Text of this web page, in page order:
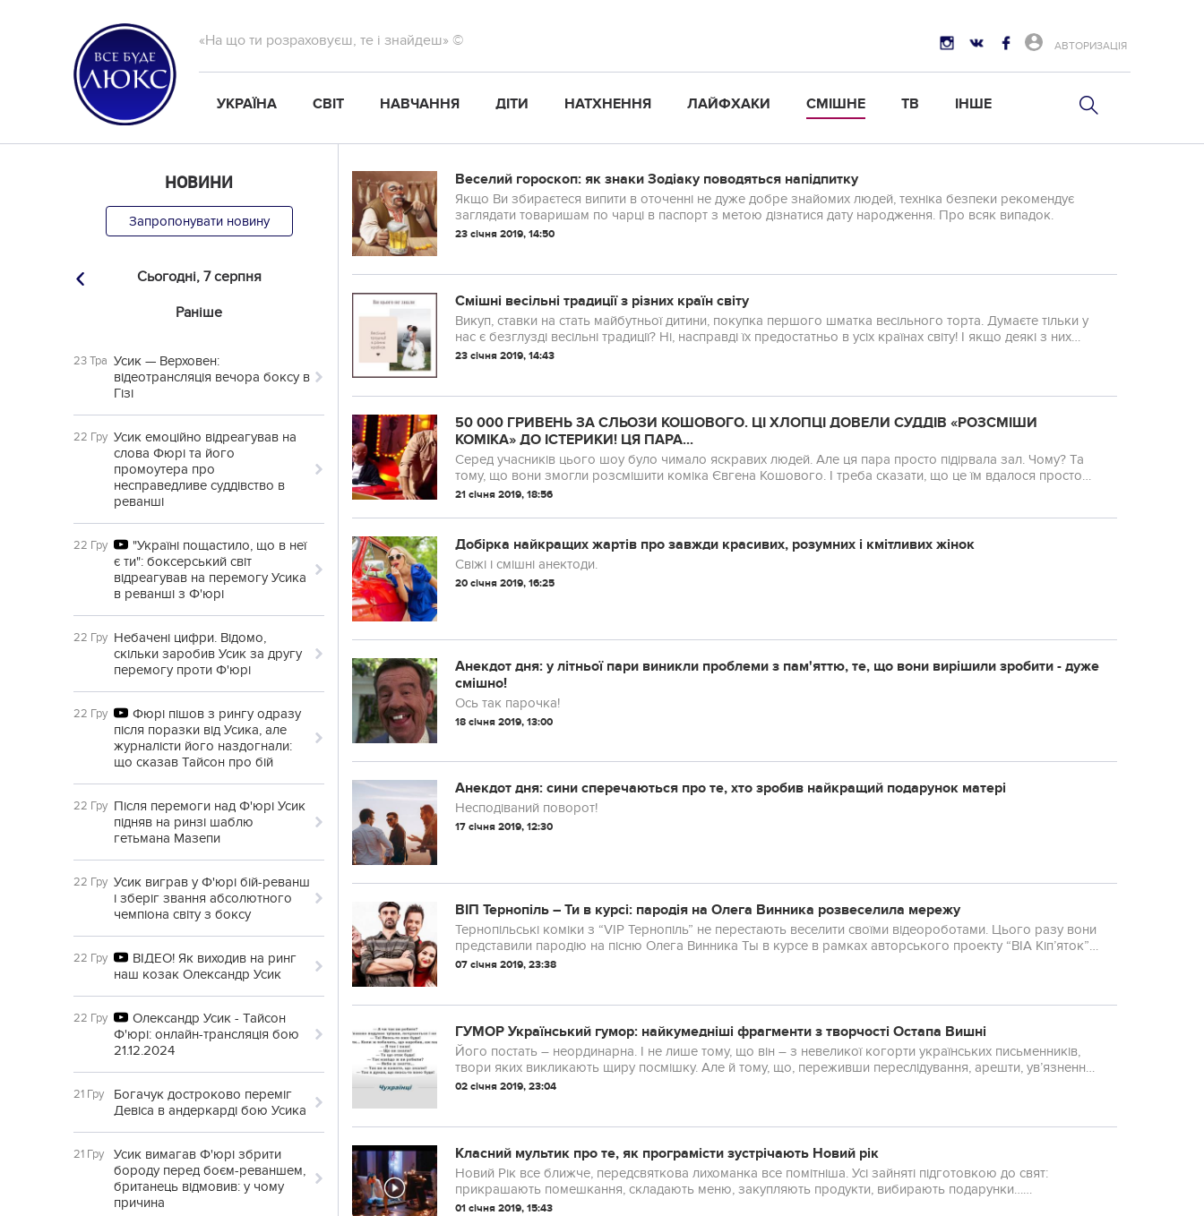
«На що ти розраховуєш, те і знайдеш» © АВТОРИЗАЦІЯ
УКРАЇНА СВІТ НАВЧАННЯ ДІТИ НАТХНЕННЯ ЛАЙФХАКИ СМІШНЕ ТВ ІНШЕ
НОВИНИ
Запропонувати новину
Сьогодні, 7 серпня
Раніше
23 Тра Усик — Верховен:
відеотрансляція вечора боксу в
Гізі
22 Гру Усик емоційно відреагував на
слова Фюрі та його
промоутера про
несправедливе суддівство в
реванші
22 Гру
"Україні пощастило, що в неї
є ти": боксерський світ
відреагував на перемогу Усика
в реванші з Ф'юрі
22 Гру Небачені цифри. Відомо,
скільки заробив Усик за другу
перемогу проти Ф'юрі
22 Гру
Фюрі пішов з рингу одразу
після поразки від Усика, але
журналісти його наздогнали:
що сказав Тайсон про бій
22 Гру Після перемоги над Ф'юрі Усик
підняв на ринзі шаблю
гетьмана Мазепи
22 Гру Усик виграв у Ф'юрі бій-реванш
і зберіг звання абсолютного
чемпіона світу з боксу
22 Гру
ВІДЕО! Як виходив на ринг
наш козак Олександр Усик
22 Гру
Олександр Усик - Тайсон
Ф'юрі: онлайн-трансляція бою
21.12.2024
21 Гру
Богачук достроково переміг
Девіса в андеркарді бою Усика
21 Гру
Усик вимагав Ф'юрі збрити
бороду перед боєм-реваншем,
британець відмовив: у чому
причина
Веселий гороскоп: як знаки Зодіаку поводяться напідпитку
Якщо Ви збираєтеся випити в оточенні не дуже добре знайомих людей, техніка безпеки рекомендує
заглядати товаришам по чарці в паспорт з метою дізнатися дату народження. Про всяк випадок.
23 січня 2019, 14:50
Смішні весільні традиції з різних країн світу
Викуп, ставки на стать майбутньої дитини, покупка першого шматка весільного торта. Думаєте тільки у
нас є безглузді весільні традиції? Ні, насправді їх предостатньо в усіх країнах світу! І якщо деякі з них
просто забавні і безглузді, то часом наре...
23 січня 2019, 14:43
50 000 ГРИВЕНЬ ЗА СЛЬОЗИ КОШОВОГО. ЦІ ХЛОПЦІ ДОВЕЛИ СУДДІВ «РОЗСМІШИ
КОМІКА» ДО ІСТЕРИКИ! ЦЯ ПАРА...
Серед учасників цього шоу було чимало яскравих людей. Але ця пара просто підірвала зал. Чому? Та
тому, що вони змогли розсмішити коміка Євгена Кошового. І треба сказати, що це їм вдалося просто
блискуче.
21 січня 2019, 18:56
Добірка найкращих жартів про завжди красивих, розумних і кмітливих жінок
Свіжі і смішні анектоди.
20 січня 2019, 16:25
Анекдот дня: у літньої пари виникли проблеми з пам'яттю, те, що вони вирішили зробити - дуже
смішно!
Ось так парочка!
18 січня 2019, 13:00
Анекдот дня: сини сперечаються про те, хто зробив найкращий подарунок матері
Несподіваний поворот!
17 січня 2019, 12:30
ВІП Тернопіль – Ти в курсі: пародія на Олега Винника розвеселила мережу
Тернопільські коміки з “VIP Тернопіль” не перестають веселити своїми відеороботами. Цього разу вони
представили пародію на пісню Олега Винника Ты в курсе в рамках авторського проекту “ВІА Кіп’яток”.
Не дивно, що воно припало до душі користувачам Y...
07 січня 2019, 23:38
ГУМОР Український гумор: найкумедніші фрагменти з творчості Остапа Вишні
Його постать – неординарна. І не лише тому, що він – з невеликої когорти українських письменників,
твори яких викликають щиру посмішку. Але й тому, що, переживши переслідування, арешти, ув’язнення і
10 років таборів, ця людина не втратила почуття ...
02 січня 2019, 23:04
Класний мультик про те, як програмісти зустрічають Новий рік
Новий Рік все ближче, передсвяткова лихоманка все помітніша. Усі зайняті підготовкою до свят:
прикрашають помешкання, складають меню, закупляють продукти, вибирають подарунки…
Програмісти теж готуються, але трошки по-іншому. По-своєму. А як – д...
01 січня 2019, 15:43